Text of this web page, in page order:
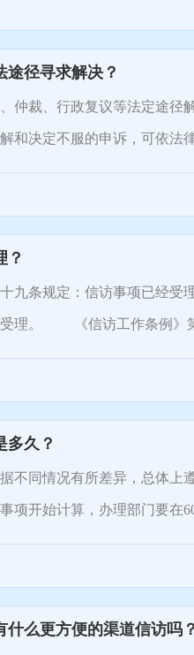
途径寻求解决？
裁、行政复议等法定途径
和决定不服的申诉，可依法
？
条规定：信访事项已经受理
受理。 《信访工作条例》
多久？
同情况有所差异，总体上遵
项开始计算，办理部门要在
什么更方便的渠道信访吗？